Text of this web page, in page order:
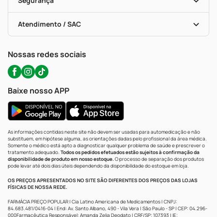
Troca E Devolução
Bulas De A A Z
Políticas De Marketplace
Testes Rápidos
Autoteste Covid-19
Certificado De Segurança
Portal Da Privacidade
Atendimento / SAC
WhatsApp (47) 9202-1687
Nossas redes sociais
Baixe nosso APP
As informações contidas neste site não devem ser usadas para automedicação e não
substituem, em hipótese alguma, as orientações dadas pelo profissional da área médica.
Somente o médico está apto a diagnosticar qualquer problema de saúde e prescrever o
tratamento adequado. Todos os pedidos efetuados estão sujeitos à confirmação da
disponibilidade de produto em nosso estoque.O processo de separação dos produtos
pode levar até dois dias úteis dependendo da disponibilidade do estoque em loja.
OS PREÇOS APRESENTADOS NO SITE SÃO DIFERENTES DOS PREÇOS DAS LOJAS
FÍSICAS DE NOSSA REDE.
FARMÁCIA PREÇO POPULAR | Cia Latino Americana de Medicamentos | CNPJ:
84.683.481/0416-04 | End: Av. Santo Albano, 490 - Vila Vera | São Paulo - SP | CEP: 04.296-
000Farmacêutica Responsável: Amanda Zelia Deodato | CRF/SP: 107393 | IE: